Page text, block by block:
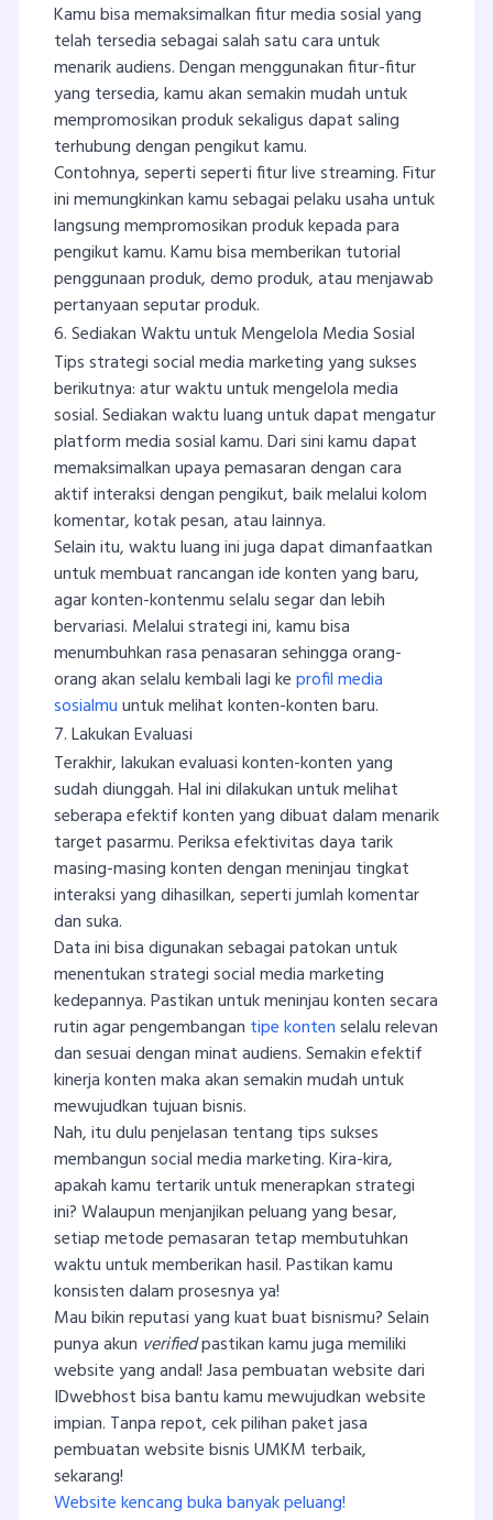
Kamu bisa memaksimalkan fitur media sosial yang
telah tersedia sebagai salah satu cara untuk
menarik audiens. Dengan menggunakan fitur-fitur
yang tersedia, kamu akan semakin mudah untuk
mempromosikan produk sekaligus dapat saling
terhubung dengan pengikut kamu.
Contohnya, seperti seperti fitur live streaming. Fitur
ini memungkinkan kamu sebagai pelaku usaha untuk
langsung mempromosikan produk kepada para
pengikut kamu. Kamu bisa memberikan tutorial
penggunaan produk, demo produk, atau menjawab
pertanyaan seputar produk.
6. Sediakan Waktu untuk Mengelola Media Sosial
Tips strategi social media marketing yang sukses
berikutnya: atur waktu untuk mengelola media
sosial. Sediakan waktu luang untuk dapat mengatur
platform media sosial kamu. Dari sini kamu dapat
memaksimalkan upaya pemasaran dengan cara
aktif interaksi dengan pengikut, baik melalui kolom
komentar, kotak pesan, atau lainnya.
Selain itu, waktu luang ini juga dapat dimanfaatkan
untuk membuat rancangan ide konten yang baru,
agar konten-kontenmu selalu segar dan lebih
bervariasi. Melalui strategi ini, kamu bisa
menumbuhkan rasa penasaran sehingga orang-
orang akan selalu kembali lagi keprofil media
sosialmuuntuk melihat konten-konten baru.
7. Lakukan Evaluasi
Terakhir, lakukan evaluasi konten-konten yang
sudah diunggah. Hal ini dilakukan untuk melihat
seberapa efektif konten yang dibuat dalam menarik
target pasarmu. Periksa efektivitas daya tarik
masing-masing konten dengan meninjau tingkat
interaksi yang dihasilkan, seperti jumlah komentar
dan suka.
Data ini bisa digunakan sebagai patokan untuk
menentukan strategi social media marketing
kedepannya. Pastikan untuk meninjau konten secara
rutin agar pengembangan tipe kontenselalu relevan
dan sesuai dengan minat audiens. Semakin efektif
kinerja konten maka akan semakin mudah untuk
mewujudkan tujuan bisnis.
Nah, itu dulu penjelasan tentang tips sukses
membangun social media marketing. Kira-kira,
apakah kamu tertarik untuk menerapkan strategi
ini? Walaupun menjanjikan peluang yang besar,
setiap metode pemasaran tetap membutuhkan
waktu untuk memberikan hasil. Pastikan kamu
konsisten dalam prosesnya ya!
Mau bikin reputasi yang kuat buat bisnismu? Selain
punya akun verifiedpastikan kamu juga memiliki
website yang andal! Jasa pembuatan website dari
IDwebhost bisa bantu kamu mewujudkan website
impian. Tanpa repot, cek pilihan paket jasa
pembuatan website bisnis UMKM terbaik,
sekarang!
Website kencang buka banyak peluang!